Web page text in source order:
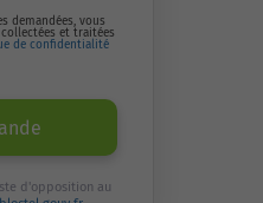
demandées, vous
et traitées
de confidentialité
d'opposition au